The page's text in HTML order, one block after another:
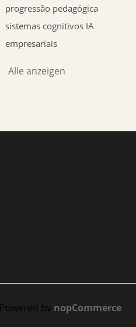
progressão pedagógica
sistemas cognitivos IA
empresariais
Alle anzeigen
Powered by nopCommerce